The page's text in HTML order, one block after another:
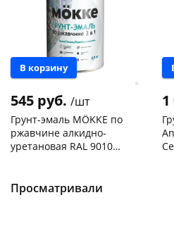
В корзину
545 руб. /шт
Грунт-эмаль MÖKKE по
ржавчине алкидно-
уретановая RAL 9010
Код товара
1
Просматривали